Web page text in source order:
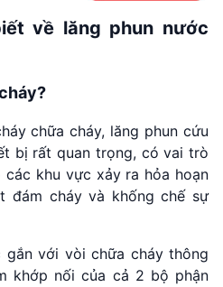
về lăng phun nước
chữa cháy, lăng phun cứu
bị rất quan trọng, có vai trò
khu vực xảy ra hỏa hoạn
đám cháy và khống chế sự
gắn với vòi chữa cháy thông
khớp nối của cả 2 bộ phận